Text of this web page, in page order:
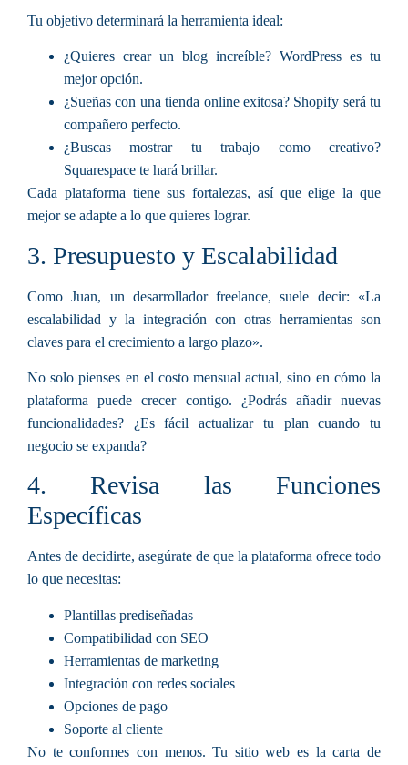
Tu objetivo determinará la herramienta ideal:
¿Quieres crear un blog increíble? WordPress es tu
mejor opción.
¿Sueñas con una tienda online exitosa? Shopify será tu
compañero perfecto.
¿Buscas mostrar tu trabajo como creativo?
Squarespace te hará brillar.
Cada plataforma tiene sus fortalezas, así que elige la que
mejor se adapte a lo que quieres lograr.
3. Presupuesto y Escalabilidad
Como Juan, un desarrollador freelance, suele decir: «La
escalabilidad y la integración con otras herramientas son
claves para el crecimiento a largo plazo».
No solo pienses en el costo mensual actual, sino en cómo la
plataforma puede crecer contigo. ¿Podrás añadir nuevas
funcionalidades? ¿Es fácil actualizar tu plan cuando tu
negocio se expanda?
4. Revisa las Funciones
Específicas
Antes de decidirte, asegúrate de que la plataforma ofrece todo
lo que necesitas:
Plantillas prediseñadas
Compatibilidad con SEO
Herramientas de marketing
Integración con redes sociales
Opciones de pago
Soporte al cliente
No te conformes con menos. Tu sitio web es la carta de